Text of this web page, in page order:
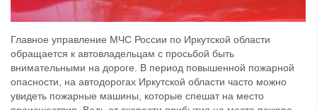
Главное управление МЧС России по Иркутской области
обращается к автовладельцам с просьбой быть
внимательными на дороге. В период повышенной пожарной
опасности, на автодорогах Иркутской области часто можно
увидеть пожарные машины, которые спешат на место